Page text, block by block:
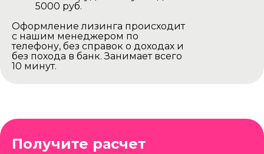
5000 руб.
Оформление лизинга происходит
с нашим менеджером по
телефону, без справок о доходах и
без похода в банк. Занимает всего
10 минут.
Получите расчет
дачном участке.
Выгрузка производится своими
силами.
Минск и Минская область
Цена доставки -